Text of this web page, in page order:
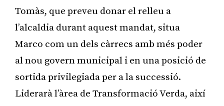
Tomàs, que preveu donar el relleu a
l’alcaldia durant aquest mandat, situa
Marco com un dels càrrecs amb més poder
al nou govern municipal i en una posició de
sortida privilegiada per a la successió.
Liderarà l’àrea de Transformació Verda, així